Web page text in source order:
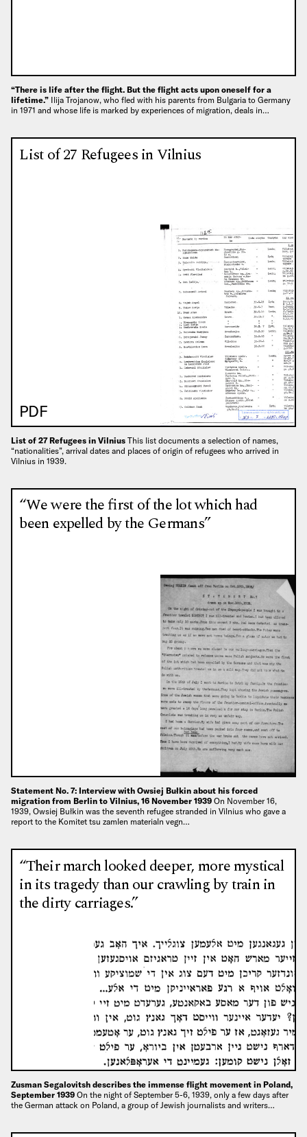
“There is life after the flight. But the flight acts upon oneself for a
lifetime.” Ilija Trojanow, who fled with his parents from Bulgaria to Germany
in 1971 and whose life is marked by experiences of migration, deals in…
List of 27 Refugees in Vilnius
PDF
List of 27 Refugees in Vilnius This list documents a selection of names,
“nationalities”, arrival dates and places of origin of refugees who arrived in
Vilnius in 1939.
“We were the first of the lot which had
been expelled by the Germans”
Statement No. 7: Interview with Owsiej Bułkin about his forced
migration from Berlin to Vilnius, 16 November 1939 On November 16,
1939, Owsiej Bułkin was the seventh refugee stranded in Vilnius who gave a
report to the Komitet tsu zamlen materialn vegn…
“Their march looked deeper, more mystical
in its tragedy than our crawling by train in
the dirty carriages.”
Zusman Segalovitsh describes the immense flight movement in Poland,
September 1939 On the night of September 5-6, 1939, only a few days after
the German attack on Poland, a group of Jewish journalists and writers…